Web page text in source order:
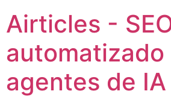
Airticles -
automatizado
agentes de IA